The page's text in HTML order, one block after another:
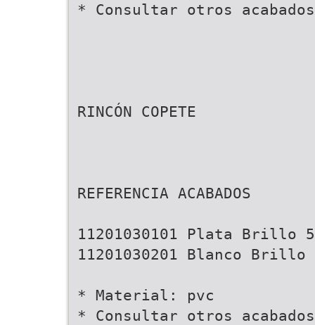
* Consultar otros acabados
RINCÓN COPETE
REFERENCIA ACABADOS
11201030101 Plata Brillo
11201030201 Blanco Brillo
* Material: pvc
* Consultar otros acabados